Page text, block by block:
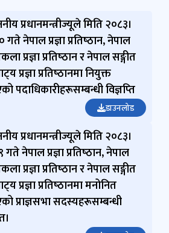
प्रधानमन्त्रीज्यूले मिति २०८३।
नेपाल प्रज्ञा प्रतिष्‍ठान, नेपाल
प्रज्ञा प्रतिष्‍ठान र नेपाल सङ्गीत
प्रज्ञा प्रतिष्‍ठानमा नियुक्त
पदाधिकारीहरूसम्बन्धी विज्ञप्‍ति
डाउनलोड
प्रधानमन्त्रीज्यूले मिति २०८३।
नेपाल प्रज्ञा प्रतिष्‍ठान, नेपाल
प्रज्ञा प्रतिष्‍ठान र नेपाल सङ्गीत
प्रज्ञा प्रतिष्‍ठानमा मनोनित
प्राज्ञसभा सदस्यहरूसम्बन्धी